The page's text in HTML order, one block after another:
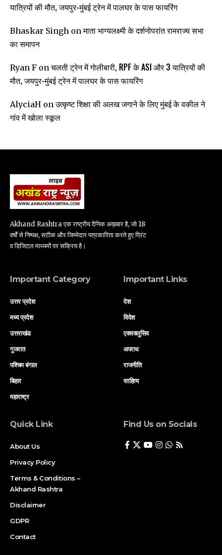
यात्रियों की मौत, जयपुर-मुंबई ट्रेन में पालघर के पास फायरिंग
Bhaskar Singh onमाता भाग्यलक्ष्मी के दर्शनोपरांत रामराज्य सभा
का समापन
Ryan F onचलती ट्रेन में गोलीबारी, RPF के ASI और 3 यात्रियों की
मौत, जयपुर-मुंबई ट्रेन में पालघर के पास फायरिंग
AlyciaH onउत्कृष्ट शिक्षा की अलख जगाने के लिए मुंबई के वकील ने
गांव में खोला स्कूल
Akhand Rashtra एक राष्ट्रीय दैनिक अख़बार है, जो 18
वर्षों से निष्पक्ष, सटीक और जिम्मेदार पत्रकारिता करते हुए प्रिंट
व डिजिटल माध्यमों पर सक्रिय है।
Important Category
उत्तर प्रदेश
मध्य प्रदेश
उत्तराखंड
गुजरात
पश्चिम बंगाल
बिहार
महाराष्ट्र
Important Links
देश
विदेश
एक्सक्लूसिव
अपराध
राजनीति
साहित्य
Quick Link
About Us
Privacy Policy
Terms & Conditions –
Akhand Rashtra
Disclaimer
GDPR
Contact
Find Us on Socials